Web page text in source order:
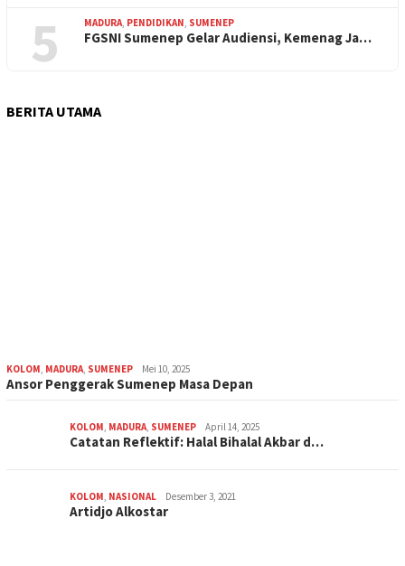
5 MADURA PENDIDIKAN SUMENEP
FGSNI Sumenep Gelar Audiensi, Kemenag Ja…
BERITA UTAMA
KOLOM MADURA SUMENEP Mei 10, 2025
Ansor Penggerak Sumenep Masa Depan
KOLOM MADURA SUMENEP April 14, 2025
Catatan Reflektif: Halal Bihalal Akbar d…
KOLOM NASIONAL Desember 3, 2021
Artidjo Alkostar